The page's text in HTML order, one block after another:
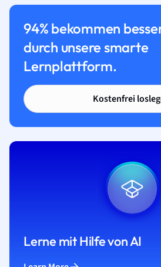
94% bekommen
durch unsere smarte
Lernplattform.
Kostenfrei
Lerne mit Hilfe von AI